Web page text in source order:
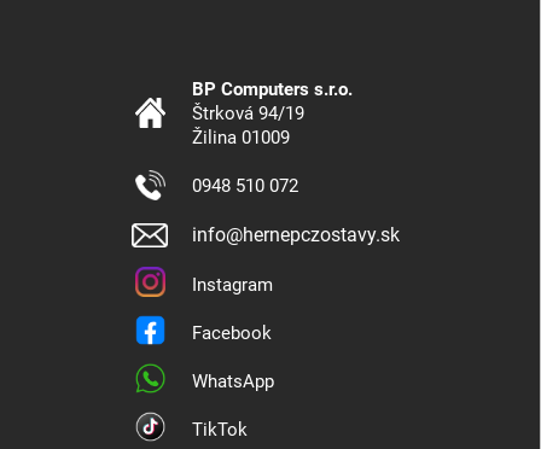
BP Computers s.r.o.
Štrková 94/19
Žilina 01009
0948 510 072
info@hernepczostavy.sk
Instagram
Facebook
WhatsApp
TikTok